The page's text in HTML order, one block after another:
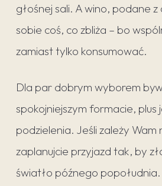
głośnej sali. A wino, podane
sobie coś, co zbliża – bo
zamiast tylko konsumować.
Dla par dobrym wyborem
spokojniejszym formacie, plus
podzielenia. Jeśli zależy Wam
zaplanujcie przyjazd tak, by
światło późnego